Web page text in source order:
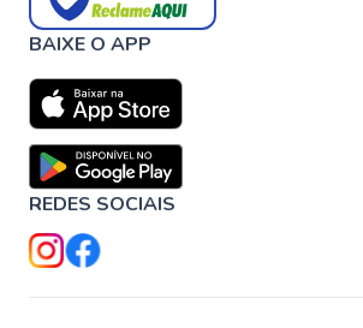
BAIXE O APP
REDES SOCIAIS